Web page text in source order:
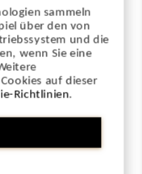
sammeln
über den von
und die
wenn Sie eine
auf dieser
Richtlinien.
1